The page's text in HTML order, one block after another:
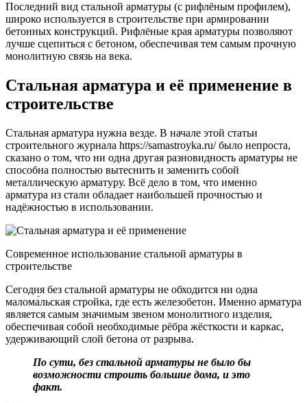
Последний вид стальной арматуры (с рифлёным профилем),
широко используется в строительстве при армировании
бетонных конструкций. Рифлёные края арматуры позволяют
лучше сцепиться с бетоном, обеспечивая тем самым прочную
монолитную связь на века.
Стальная арматура и её применение в
строительстве
Стальная арматура нужна везде. В начале этой статьи
строительного журнала https://samastroyka.ru/ было непроста,
сказано о том, что ни одна другая разновидность арматуры не
способна полностью вытеснить и заменить собой
металлическую арматуру. Всё дело в том, что именно
арматура из стали обладает наибольшей прочностью и
надёжностью в использовании.
Современное использование стальной арматуры в
строительстве
Сегодня без стальной арматуры не обходится ни одна
малома́льская стройка, где есть железобетон. Именно арматура
является самым значимым звеном монолитного изделия,
обеспечивая собой необходимые рёбра жёсткости и каркас,
удерживающий слой бетона от разрыва.
По сути, без стальной арматуры не было бы
возможности строить большие дома, и это
факт.